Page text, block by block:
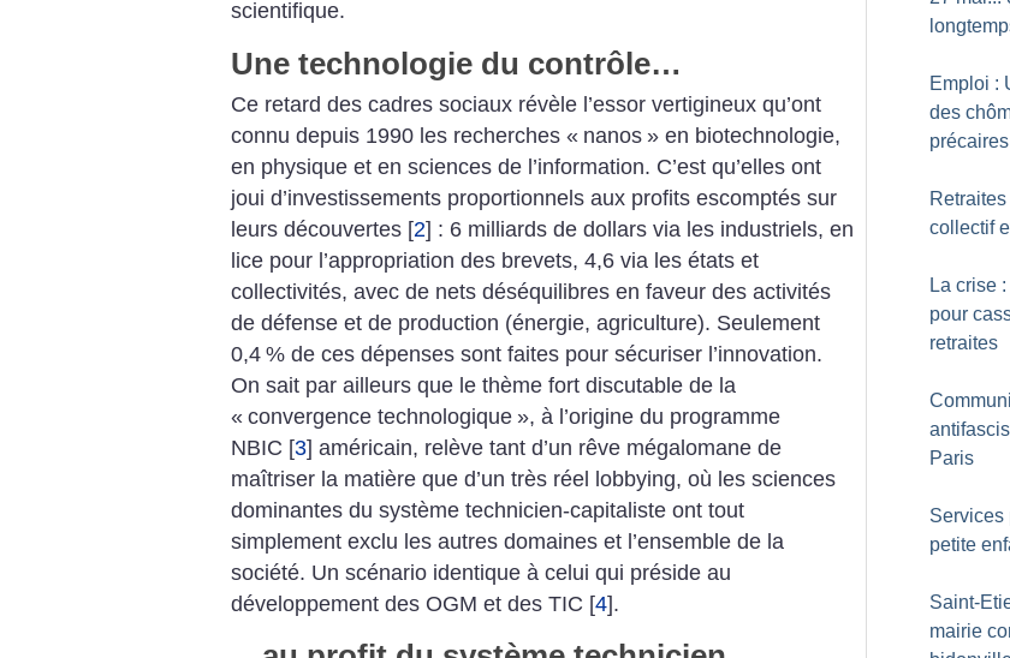
scientifique.
Une technologie du contrôle…
Ce retard des cadres sociaux révèle l’essor vertigineux qu’ont
connu depuis 1990 les recherches « nanos » en biotechnologie,
en physique et en sciences de l’information. C’est qu’elles ont
joui d’investissements proportionnels aux profits escomptés sur
leurs découvertes [2] : 6 milliards de dollars via les industriels, en
lice pour l’appropriation des brevets, 4,6 via les états et
collectivités, avec de nets déséquilibres en faveur des activités
de défense et de production (énergie, agriculture). Seulement
0,4 % de ces dépenses sont faites pour sécuriser l’innovation.
On sait par ailleurs que le thème fort discutable de la
« convergence technologique », à l’origine du programme
NBIC [3] américain, relève tant d’un rêve mégalomane de
maîtriser la matière que d’un très réel lobbying, où les sciences
dominantes du système technicien-capitaliste ont tout
simplement exclu les autres domaines et l’ensemble de la
société. Un scénario identique à celui qui préside au
développement des OGM et des TIC [4].
Emploi :
des
précaires
collectif
La crise
pour
retraites
Paris
Services
petite
Saint-
mairie